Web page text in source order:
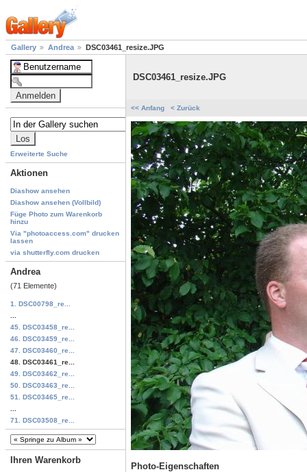
Gallery Andrea DSC03461_resize.JPG
Erweiterte Suche
Aktionen
Diashow ansehen
Diashow ansehen (Vollbild)
Füge Photo zum Warenkorb
hinzu
Via "photoaccess.com" drucken
lassen
via shutterfly.com drucken
Andrea
(71 Elemente)
1. DSC00798_re...
45. DSC03458_re...
46. DSC03459_re...
47. DSC03460_re...
48. DSC03461_re...
49. DSC03462_re...
50. DSC03463_re...
51. DSC03465_re...
71. DSC03508_re...
Ihren Warenkorb
DSC03461_resize.JPG
<< Anfang < Zurück
Photo-Eigenschaften